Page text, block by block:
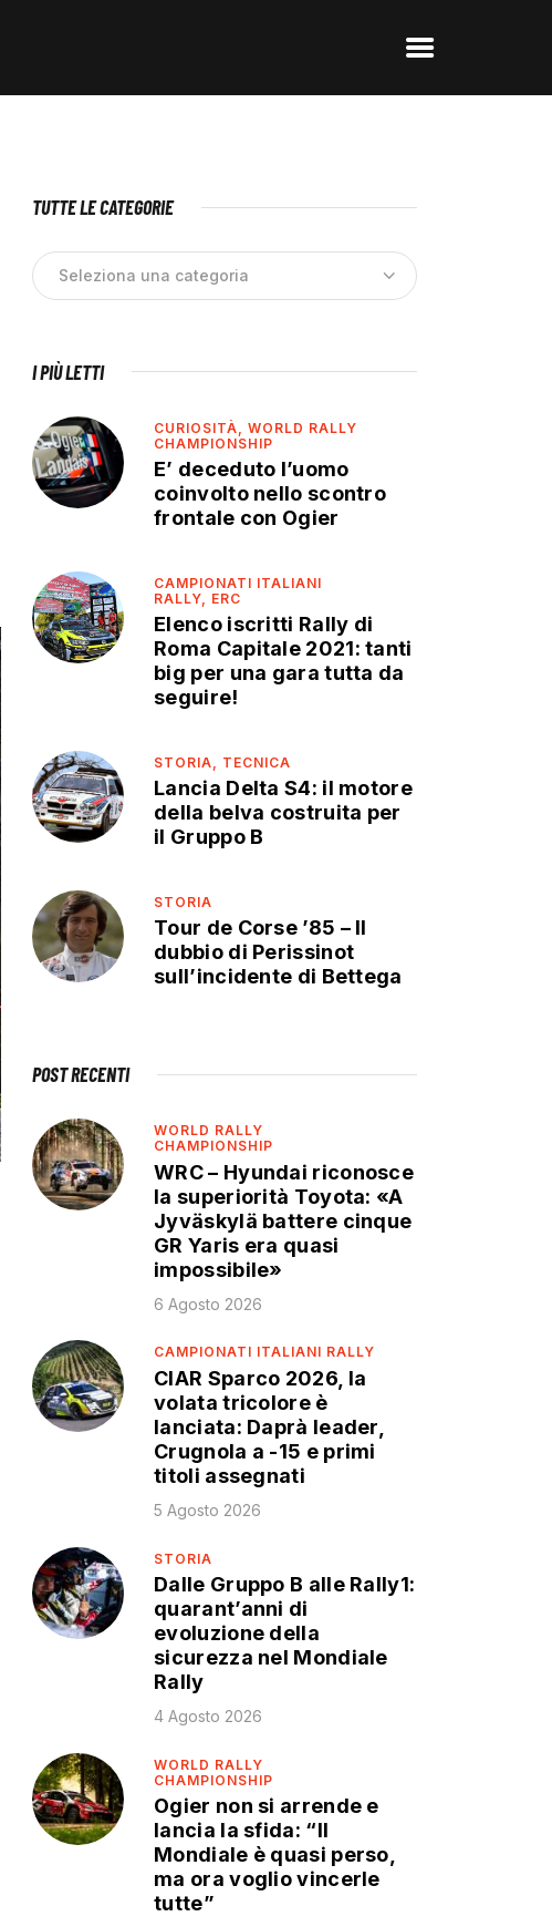
TUTTE LE CATEGORIE
I PIÙ LETTI
CURIOSITÀ,WORLD RALLY
CHAMPIONSHIP
E’ deceduto l’uomo
coinvolto nello scontro
frontale con Ogier
CAMPIONATI ITALIANI
RALLY, ERC
Elenco iscritti Rally di
Roma Capitale 2021: tanti
big per una gara tutta da
seguire!
STORIA, TECNICA
Lancia Delta S4: il motore
della belva costruita per
il Gruppo B
STORIA
Tour de Corse ’85 – Il
dubbio di Perissinot
sull’incidente di Bettega
POST RECENTI
WORLD RALLY
CHAMPIONSHIP
WRC – Hyundai riconosce
la superiorità Toyota: «A
Jyväskylä battere cinque
GR Yaris era quasi
impossibile»
6 Agosto 2026
CAMPIONATI ITALIANI RALLY
CIAR Sparco 2026, la
volata tricolore è
lanciata: Daprà leader,
Crugnola a -15 e primi
titoli assegnati
5 Agosto 2026
STORIA
Dalle Gruppo B alle Rally1:
quarant’anni di
evoluzione della
sicurezza nel Mondiale
Rally
4 Agosto 2026
WORLD RALLY
CHAMPIONSHIP
Ogier non si arrende e
lancia la sfida: “Il
Mondiale è quasi perso,
ma ora voglio vincerle
tutte”